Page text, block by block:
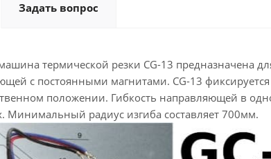
Задать вопрос
термической резки CG-13 предназначена
с постоянными магнитами. CG-13
положении. Гибкость направляющей в
Минимальный радиус изгиба составляет 700мм.